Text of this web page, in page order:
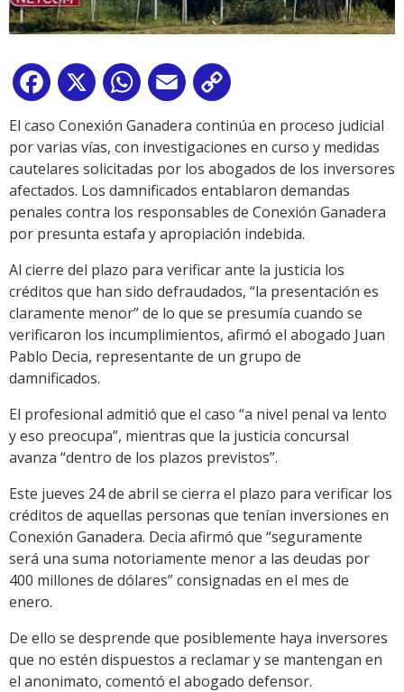
Facebook
X WhatsApp
Email
Link
El caso Conexión Ganadera continúa en proceso judicial
por varias vías, con investigaciones en curso y medidas
cautelares solicitadas por los abogados de los inversores
afectados. Los damnificados entablaron demandas
penales contra los responsables de Conexión Ganadera
por presunta estafa y apropiación indebida.
Al cierre del plazo para verificar ante la justicia los
créditos que han sido defraudados, “la presentación es
claramente menor” de lo que se presumía cuando se
verificaron los incumplimientos, afirmó el abogado Juan
Pablo Decia, representante de un grupo de
damnificados.
El profesional admitió que el caso “a nivel penal va lento
y eso preocupa”, mientras que la justicia concursal
avanza “dentro de los plazos previstos”.
Este jueves 24 de abril se cierra el plazo para verificar los
créditos de aquellas personas que tenían inversiones en
Conexión Ganadera. Decia afirmó que “seguramente
será una suma notoriamente menor a las deudas por
400 millones de dólares” consignadas en el mes de
enero.
De ello se desprende que posiblemente haya inversores
que no estén dispuestos a reclamar y se mantengan en
el anonimato, comentó el abogado defensor.